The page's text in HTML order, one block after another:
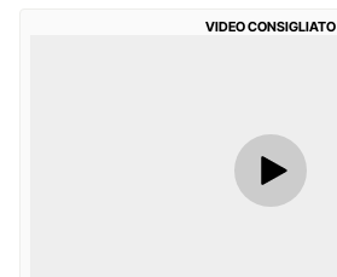
VIDEO CONSIGLIATO